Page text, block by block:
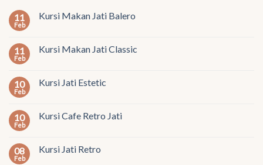
11
Feb
Kursi Makan Jati Balero
11
Feb
Kursi Makan Jati Classic
10
Feb
Kursi Jati Estetic
10
Feb
Kursi Cafe Retro Jati
08
Feb
Kursi Jati Retro